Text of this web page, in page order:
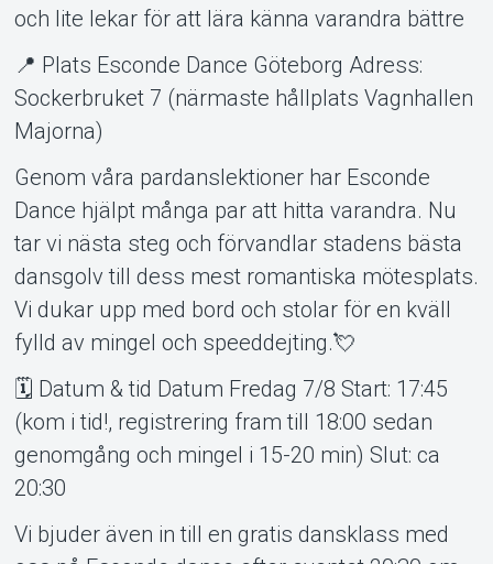
och lite lekar för att lära känna varandra bättre
📍 Plats Esconde Dance Göteborg Adress:
Sockerbruket 7 (närmaste hållplats Vagnhallen
Majorna)
Genom våra pardanslektioner har Esconde
Dance hjälpt många par att hitta varandra. Nu
tar vi nästa steg och förvandlar stadens bästa
dansgolv till dess mest romantiska mötesplats.
Vi dukar upp med bord och stolar för en kväll
fylld av mingel och speeddejting.💘
🗓 Datum & tid Datum Fredag 7/8 Start: 17:45
(kom i tid!, registrering fram till 18:00 sedan
genomgång och mingel i 15-20 min) Slut: ca
20:30
Vi bjuder även in till en gratis dansklass med